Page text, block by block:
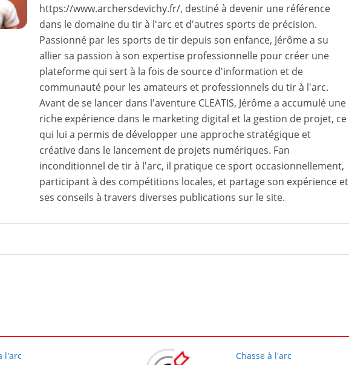
https://www.archersdevichy.fr/, destiné à devenir une référence
dans le domaine du tir à l'arc et d'autres sports de précision.
Passionné par les sports de tir depuis son enfance, Jérôme a su
allier sa passion à son expertise professionnelle pour créer une
plateforme qui sert à la fois de source d'information et de
communauté pour les amateurs et professionnels du tir à l'arc.
Avant de se lancer dans l'aventure CLEATIS, Jérôme a accumulé une
riche expérience dans le marketing digital et la gestion de projet, ce
qui lui a permis de développer une approche stratégique et
créative dans le lancement de projets numériques. Fan
inconditionnel de tir à l'arc, il pratique ce sport occasionnellement,
participant à des compétitions locales, et partage son expérience et
ses conseils à travers diverses publications sur le site.
l'arc Chasse à l'arc